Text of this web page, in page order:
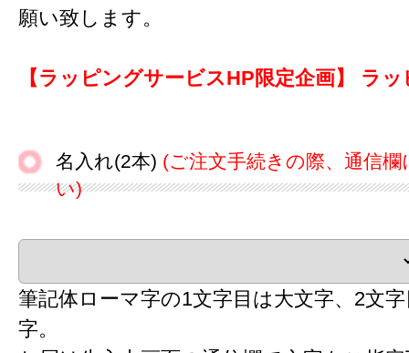
願い致します。
【ラッピングサービスHP限定企画】 ラ
名入れ(2本) (ご注文手続きの際、通信
い)
筆記体ローマ字の1文字目は大文字、2文
字。